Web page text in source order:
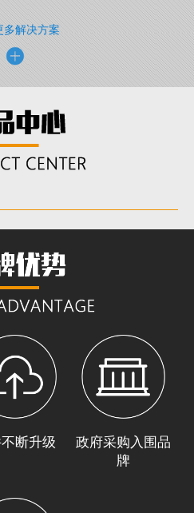
多解决方案
断升级
政府采购入围品
牌